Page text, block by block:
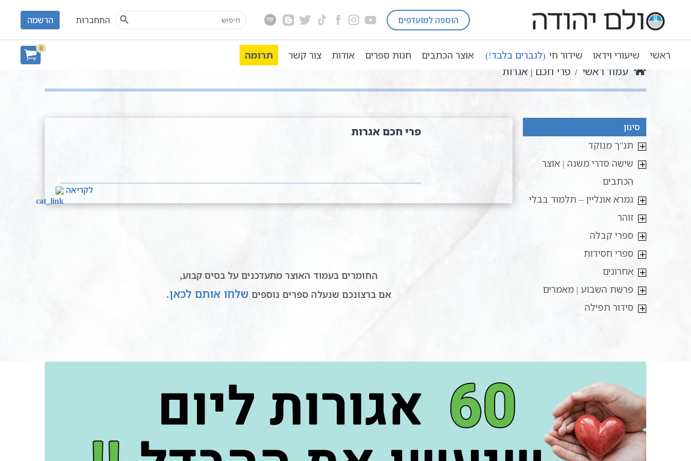
הוספה למועדפים Search
for:
Search Button
התחברות הרשמה
ראשי שיעורי וידאו שידור חי (לגברים בלבד!) אוצר הכתבים חנות ספרים אודות צור קשר תרומה
0
חיפוש
עמוד ראשי פרי חכם | אגרות
פרי חכם אגרות
לקריאה
החומרים בעמוד האוצר מתעדכנים על בסיס קבוע,
אם ברצונכם שנעלה ספרים נוספים שלחו אותם לכאן.
סינון
תנ"ך מנוקד
שישה סדרי משנה | אוצר
הכתבים
גמרא אונליין – תלמוד בבלי
זוהר
ספרי קבלה
ספרי חסידות
אחרונים
פרשת השבוע | מאמרים
סידור תפילה